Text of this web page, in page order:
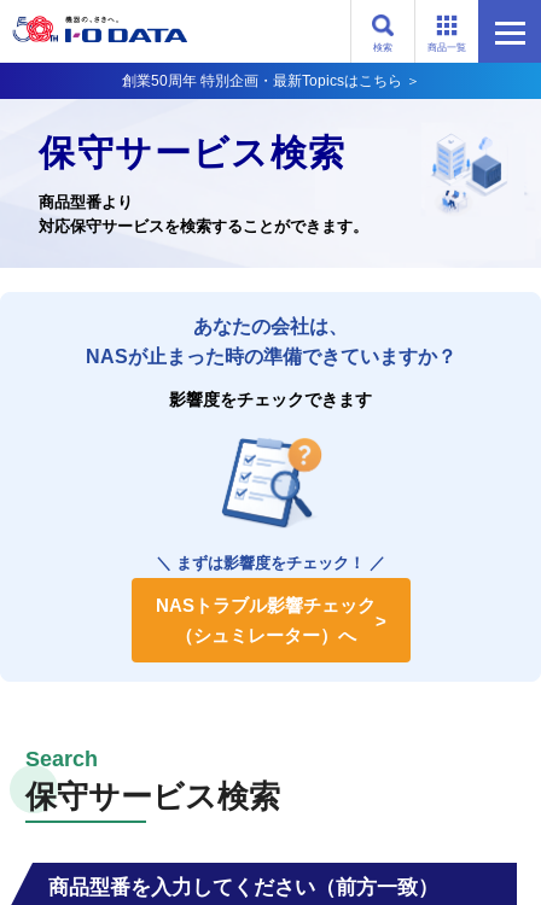
商品一覧
検索
創業50周年 特別企画・最新Topicsはこちら ＞
保守サービス検索
商品型番より
対応保守サービスを検索することができます。
あなたの会社は、
NASが止まった時の準備できていますか？
影響度をチェックできます
＼ まずは影響度をチェック！ ／
NASトラブル影響チェック
（シュミレーター）へ
保守サービス検索
商品型番を入力してください（前方一致）